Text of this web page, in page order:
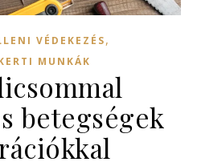
VÉDEKEZÉS,
MUNKÁK
betegségek